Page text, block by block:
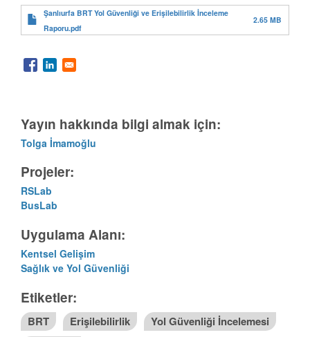
Şanlıurfa BRT Yol Güvenliği ve Erişilebilirlik İnceleme
Raporu.pdf
2.65 MB
Yayın hakkında bilgi almak için:
Tolga İmamoğlu
Projeler:
RSLab
BusLab
Uygulama Alanı:
Kentsel Gelişim
Sağlık ve Yol Güvenliği
Etiketler:
BRT Erişilebilirlik
Yol Güvenliği İncelemesi